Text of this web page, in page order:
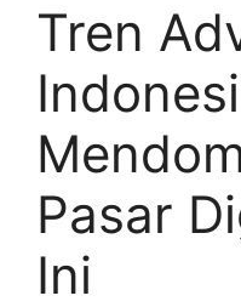
Tren
Pasar
Ini